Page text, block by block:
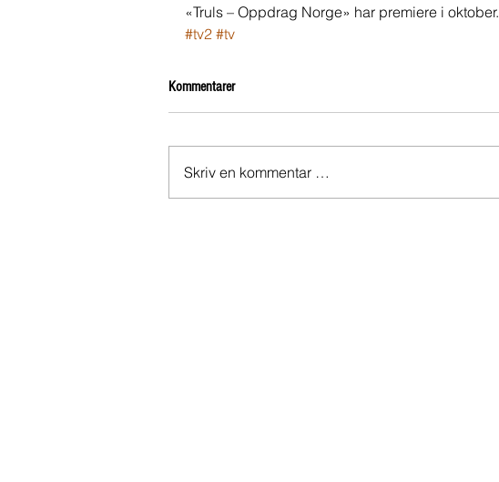
«Truls – Oppdrag Norge» har premiere i oktober.
#tv2 #tv
Kommentarer
Skriv en kommentar …